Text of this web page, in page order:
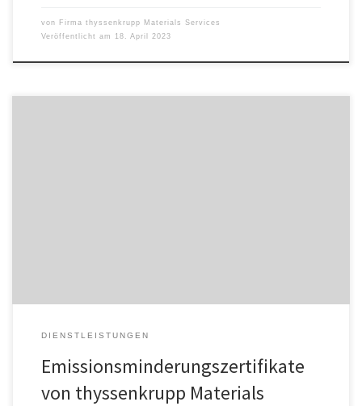
von Firma thyssenkrupp Materials Services
Veröffentlicht am
18. April 2023
DIENSTLEISTUNGEN
Emissionsminderungszertifikate
von thyssenkrupp Materials